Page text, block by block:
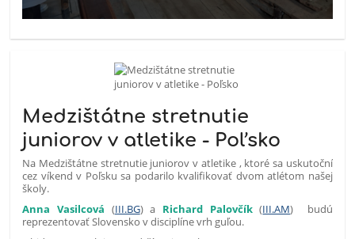
Medzištátne stretnutie
juniorov v atletike - Poľsko
Na Medzištátne stretnutie juniorov v atletike , ktoré sa uskutoční
cez víkend v Poľsku sa podarilo kvalifikovať dvom atlétom našej
školy.
Anna Vasilcová (III.BG) a Richard Palovčík(III.AM) budú
reprezentovať Slovensko v disciplíne vrh guľou.